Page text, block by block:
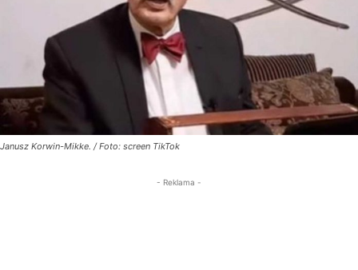
Janusz Korwin-Mikke. / Foto: screen TikTok
- Reklama -